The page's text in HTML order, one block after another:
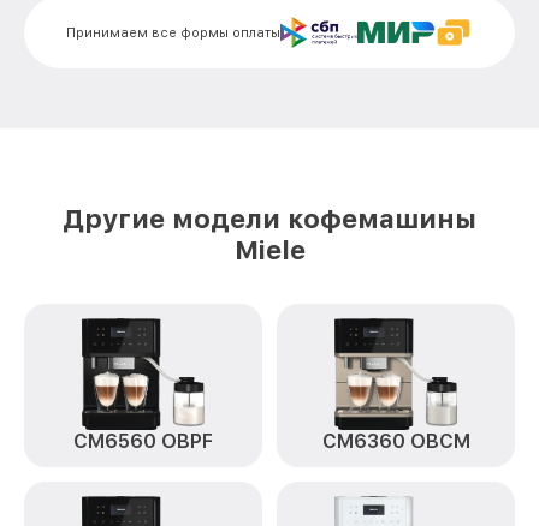
Ремонт пароблока или декальцинация
от 3000₽
Диагностика и ремонт платы
управления CM 5510 Rose Gold ROPF
Принимаем все формы оплаты
Другие модели кофемашины
Miele
CM6560 OBPF CM6360 OBCM